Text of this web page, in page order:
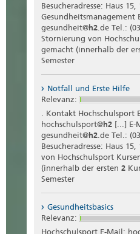
Besucheradresse: Haus 15,
Gesundheitsmanagement
gesundheit@h2.de Tel.:
Stornierung von
gemacht (innerhalb der
Semester
Notfall und Erste Hilfe
Relevanz:
. Kontakt Hochschulsport
hochschulsport@h2 [...] E-
gesundheit@h2.de Tel.:
Besucheradresse: Haus
von Hochschulsport
(innerhalb der ersten 2
Semester
Gesundheitsbasics
Relevanz:
Hochschulsport E-Mail: